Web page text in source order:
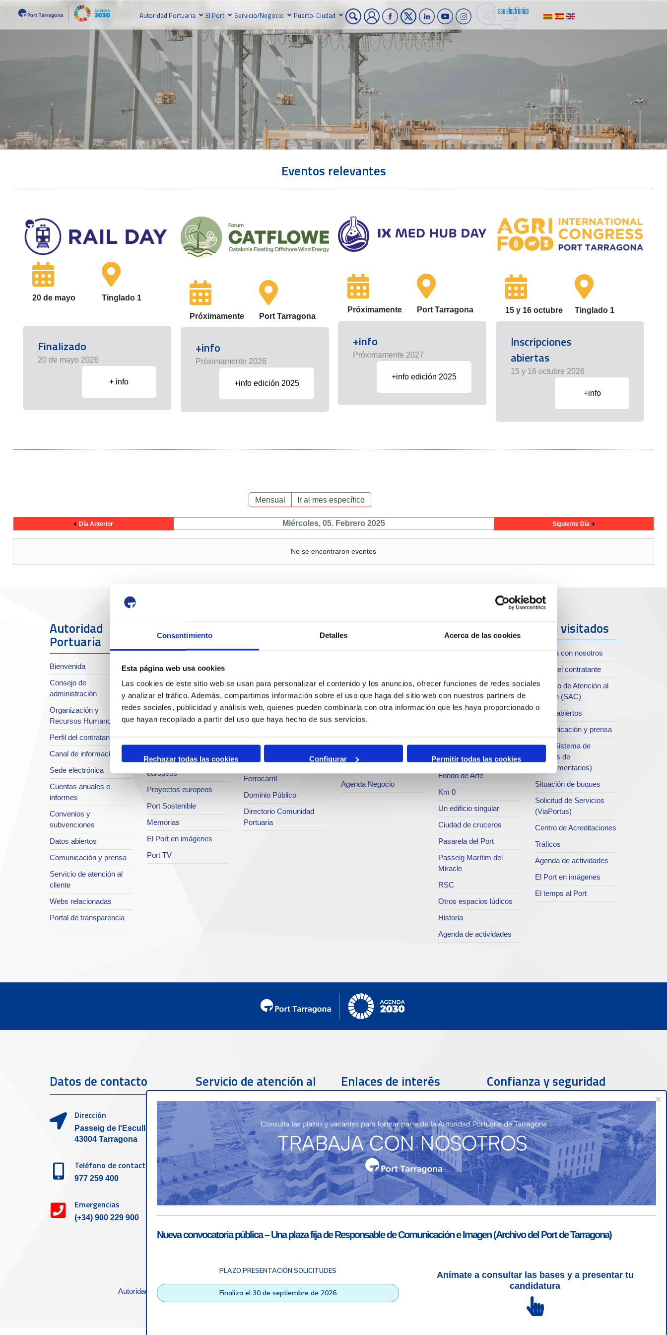
Consentimiento Detalles Acerca de las cookies
Esta página web usa cookies
Las cookies de este sitio web se usan para personalizar el contenido y los anuncios, ofrecer funciones de redes sociales
y analizar el tráfico. Además, compartimos información sobre el uso que haga del sitio web con nuestros partners de
redes sociales, publicidad y análisis web, quienes pueden combinarla con otra información que les haya proporcionado o
que hayan recopilado a partir del uso que haya hecho de sus servicios.
Rechazar todas las cookies Configurar Permitir todas las cookies
Autoridad Portuaria El Port Servicio/Negocio Puerto-Ciudad
Eventos relevantes
20 de mayo Tinglado 1
Finalizado
20 de mayo 2026
+ info
Próximamente Port Tarragona
+info
Próximamente 2026
+info edición 2025
Próximamente Port Tarragona
+info
Próximamente 2027
+info edición 2025
15 y 16 octubre Tinglado 1
Inscripciones
abiertas
15 y 16 octubre 2026
+info
Mensual Ir al mes específico
Día Anterior Miércoles, 05. Febrero 2025 Siguiente Día
No se encontraron eventos
Autoridad
Portuaria
Bienvenida
Consejo de
administración
Organización y
Recursos Humanos
Perfil del contratante
Canal de información
Sede electrónica
Cuentas anuales e
informes
Convenios y
subvenciones
Datos abiertos
Comunicación y prensa
Servicio de atención al
cliente
Webs relacionadas
Portal de transparencia
El Puerto
Sobre el Port
Situación y accesos
Planificación estratégica
desarrollo
Sistema de Calidad
Innovación y proyectos
europeos
Proyectos europeos
Port Sostenible
Memorias
El Port en imágenes
Port TV
Servicios
Operaciones y servicios
Bunkering
Servicios comerciales
Solicitud de Servicios
Centro de Acreditaciones
Faros y balizas
Ferrocarril
Dominio Público
Directorio Comunidad
Portuaria
Negocio
Tráficos
SEA - (Sistema de
entregas de
agroalimentarios)
Terminales
Intermodalidad
Zona de Actividades
Agenda Negocio
Puerto y
ciudad
Archivo del Port
Servicio de
publicaciones
Museo del Port
Teatret del Serrallo
Fondo de Arte
Km 0
Un edificio singular
Ciudad de cruceros
Pasarela del Port
Passeig Marítim del
Miracle
RSC
Otros espacios lúdicos
Historia
Agenda de actividades
Más visitados
Trabaja con nosotros
Perfil del contratante
Servicio de Atención al
Clliente (SAC)
Datos abiertos
Comunicación y prensa
SEA (Sistema de
Entrgas de
Agroalimentarios)
Situación de buques
Solicitud de Servicios
(ViaPortus)
Centro de Acreditaciones
Tráficos
Agenda de actividades
El Port en imágenes
El temps al Port
Datos de contacto
Dirección
Passeig de l'Escullera s/n,
43004 Tarragona
Teléfono de contacto
977 259 400
Emergencias
(+34) 900 229 900
Servicio de atención al
cliente
Teléfono de contacto
977 259 462
Email de contacto
sac@porttarragona.cat
Información SAC
Enlaces de interés
Partners
Confianza y seguridad
Accesibilidad| Nota legal| Info RGPD| Información de grabación telefónica |SGSI|Login
Autoridad Portuaria de Tarragona © Todos los derechos reservados | Diseño Web Responsive | HTML 5 | CSS 3 | WCAG 2 y WW3C
×
Nueva convocatoria pública – Una plaza fija de Responsable de Comunicación e Imagen (Archivo del Port de Tarragona)
PLAZO PRESENTACIÓN SOLICITUDES
Finaliza el 30 de septiembre de 2026
Anímate a consultar las bases y a presentar tu
candidatura